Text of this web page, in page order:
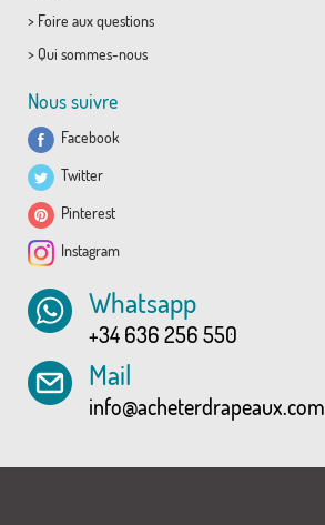
> Foire aux questions
> Qui sommes-nous
Nous suivre
Facebook
Twitter
Pinterest
Instagram
Whatsapp
+34 636 256 550
Mail
info@acheterdrapeaux.com